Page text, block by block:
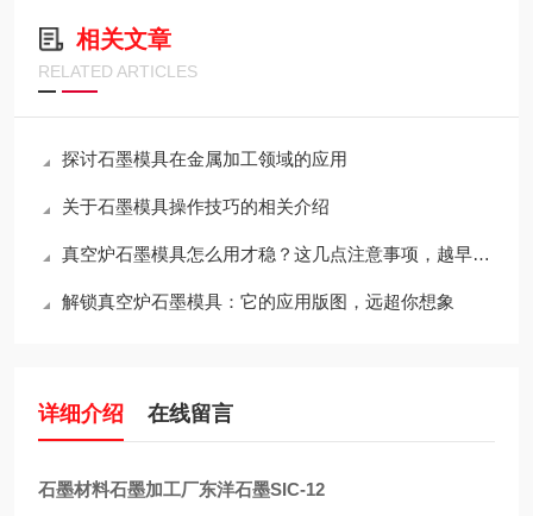
相关文章
RELATED ARTICLES
探讨石墨模具在金属加工领域的应用
关于石墨模具操作技巧的相关介绍
真空炉石墨模具怎么用才稳？这几点注意事项，越早知道越省心
解锁真空炉石墨模具：它的应用版图，远超你想象
详细介绍 在线留言
石墨材料石墨加工厂东洋石墨SIC-12